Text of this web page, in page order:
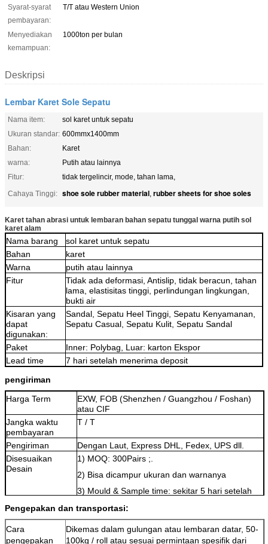
Syarat-syarat
pembayaran:
T/T atau Western Union
Menyediakan
kemampuan:
1000ton per bulan
Deskripsi
Lembar Karet Sole Sepatu
Nama item:
sol karet untuk sepatu
Ukuran standar: 600mmx1400mm
Bahan:
Karet
warna:
Putih atau lainnya
Fitur:
tidak tergelincir, mode, tahan lama,
Cahaya Tinggi: shoe sole rubber material, rubber sheets for shoe soles
Karet tahan abrasi untuk lembaran bahan sepatu tunggal warna putih sol
karet alam
Nama barang
sol karet untuk sepatu
Bahan
karet
Warna
putih atau lainnya
Fitur
Tidak ada deformasi, Antislip, tidak beracun, tahan
lama, elastisitas tinggi, perlindungan lingkungan,
bukti air
Kisaran yang
dapat
digunakan:
Sandal, Sepatu Heel Tinggi, Sepatu Kenyamanan,
Sepatu Casual, Sepatu Kulit, Sepatu Sandal
Paket
Inner: Polybag, Luar: karton Ekspor
Lead time
7 hari setelah menerima deposit
pengiriman
Harga Term
EXW, FOB (Shenzhen / Guangzhou / Foshan)
atau CIF
Jangka waktu
pembayaran
T / T
Pengiriman
Dengan Laut, Express DHL, Fedex, UPS dll.
Disesuaikan
Desain
1) MOQ: 300Pairs ;.
2) Bisa dicampur ukuran dan warnanya
3) Mould & Sample time: sekitar 5 hari setelah
Pengepakan dan transportasi:
Cara
pengepakan
Dikemas dalam gulungan atau lembaran datar, 50-
100kg / roll atau sesuai permintaan spesifik dari